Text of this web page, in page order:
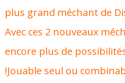
plus grand méchant de
Avec ces 2 nouveaux
encore plus de
!Jouable seul ou